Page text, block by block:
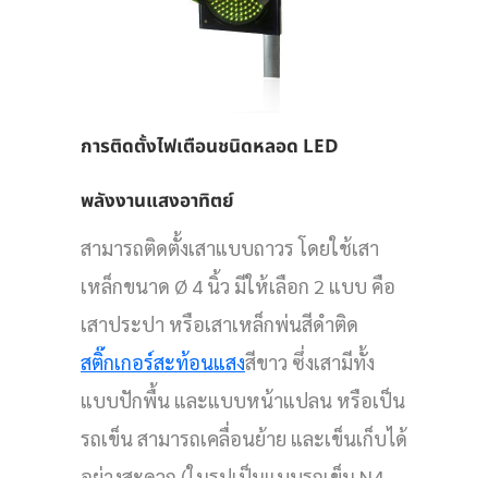
การติดตั้งไฟเตือนชนิดหลอด LED
พลังงานแสงอาทิตย์
สามารถติดตั้งเสาแบบถาวร โดยใช้เสา
เหล็กขนาด Ø 4 นิ้ว มีให้เลือก 2 แบบ คือ
เสาประปา หรือเสาเหล็กพ่นสีดำติด
สติ๊กเกอร์สะท้อนแสงสีขาว ซึ่งเสามีทั้ง
แบบปักพื้น และแบบหน้าแปลน หรือเป็น
รถเข็น สามารถเคลื่อนย้าย และเข็นเก็บได้